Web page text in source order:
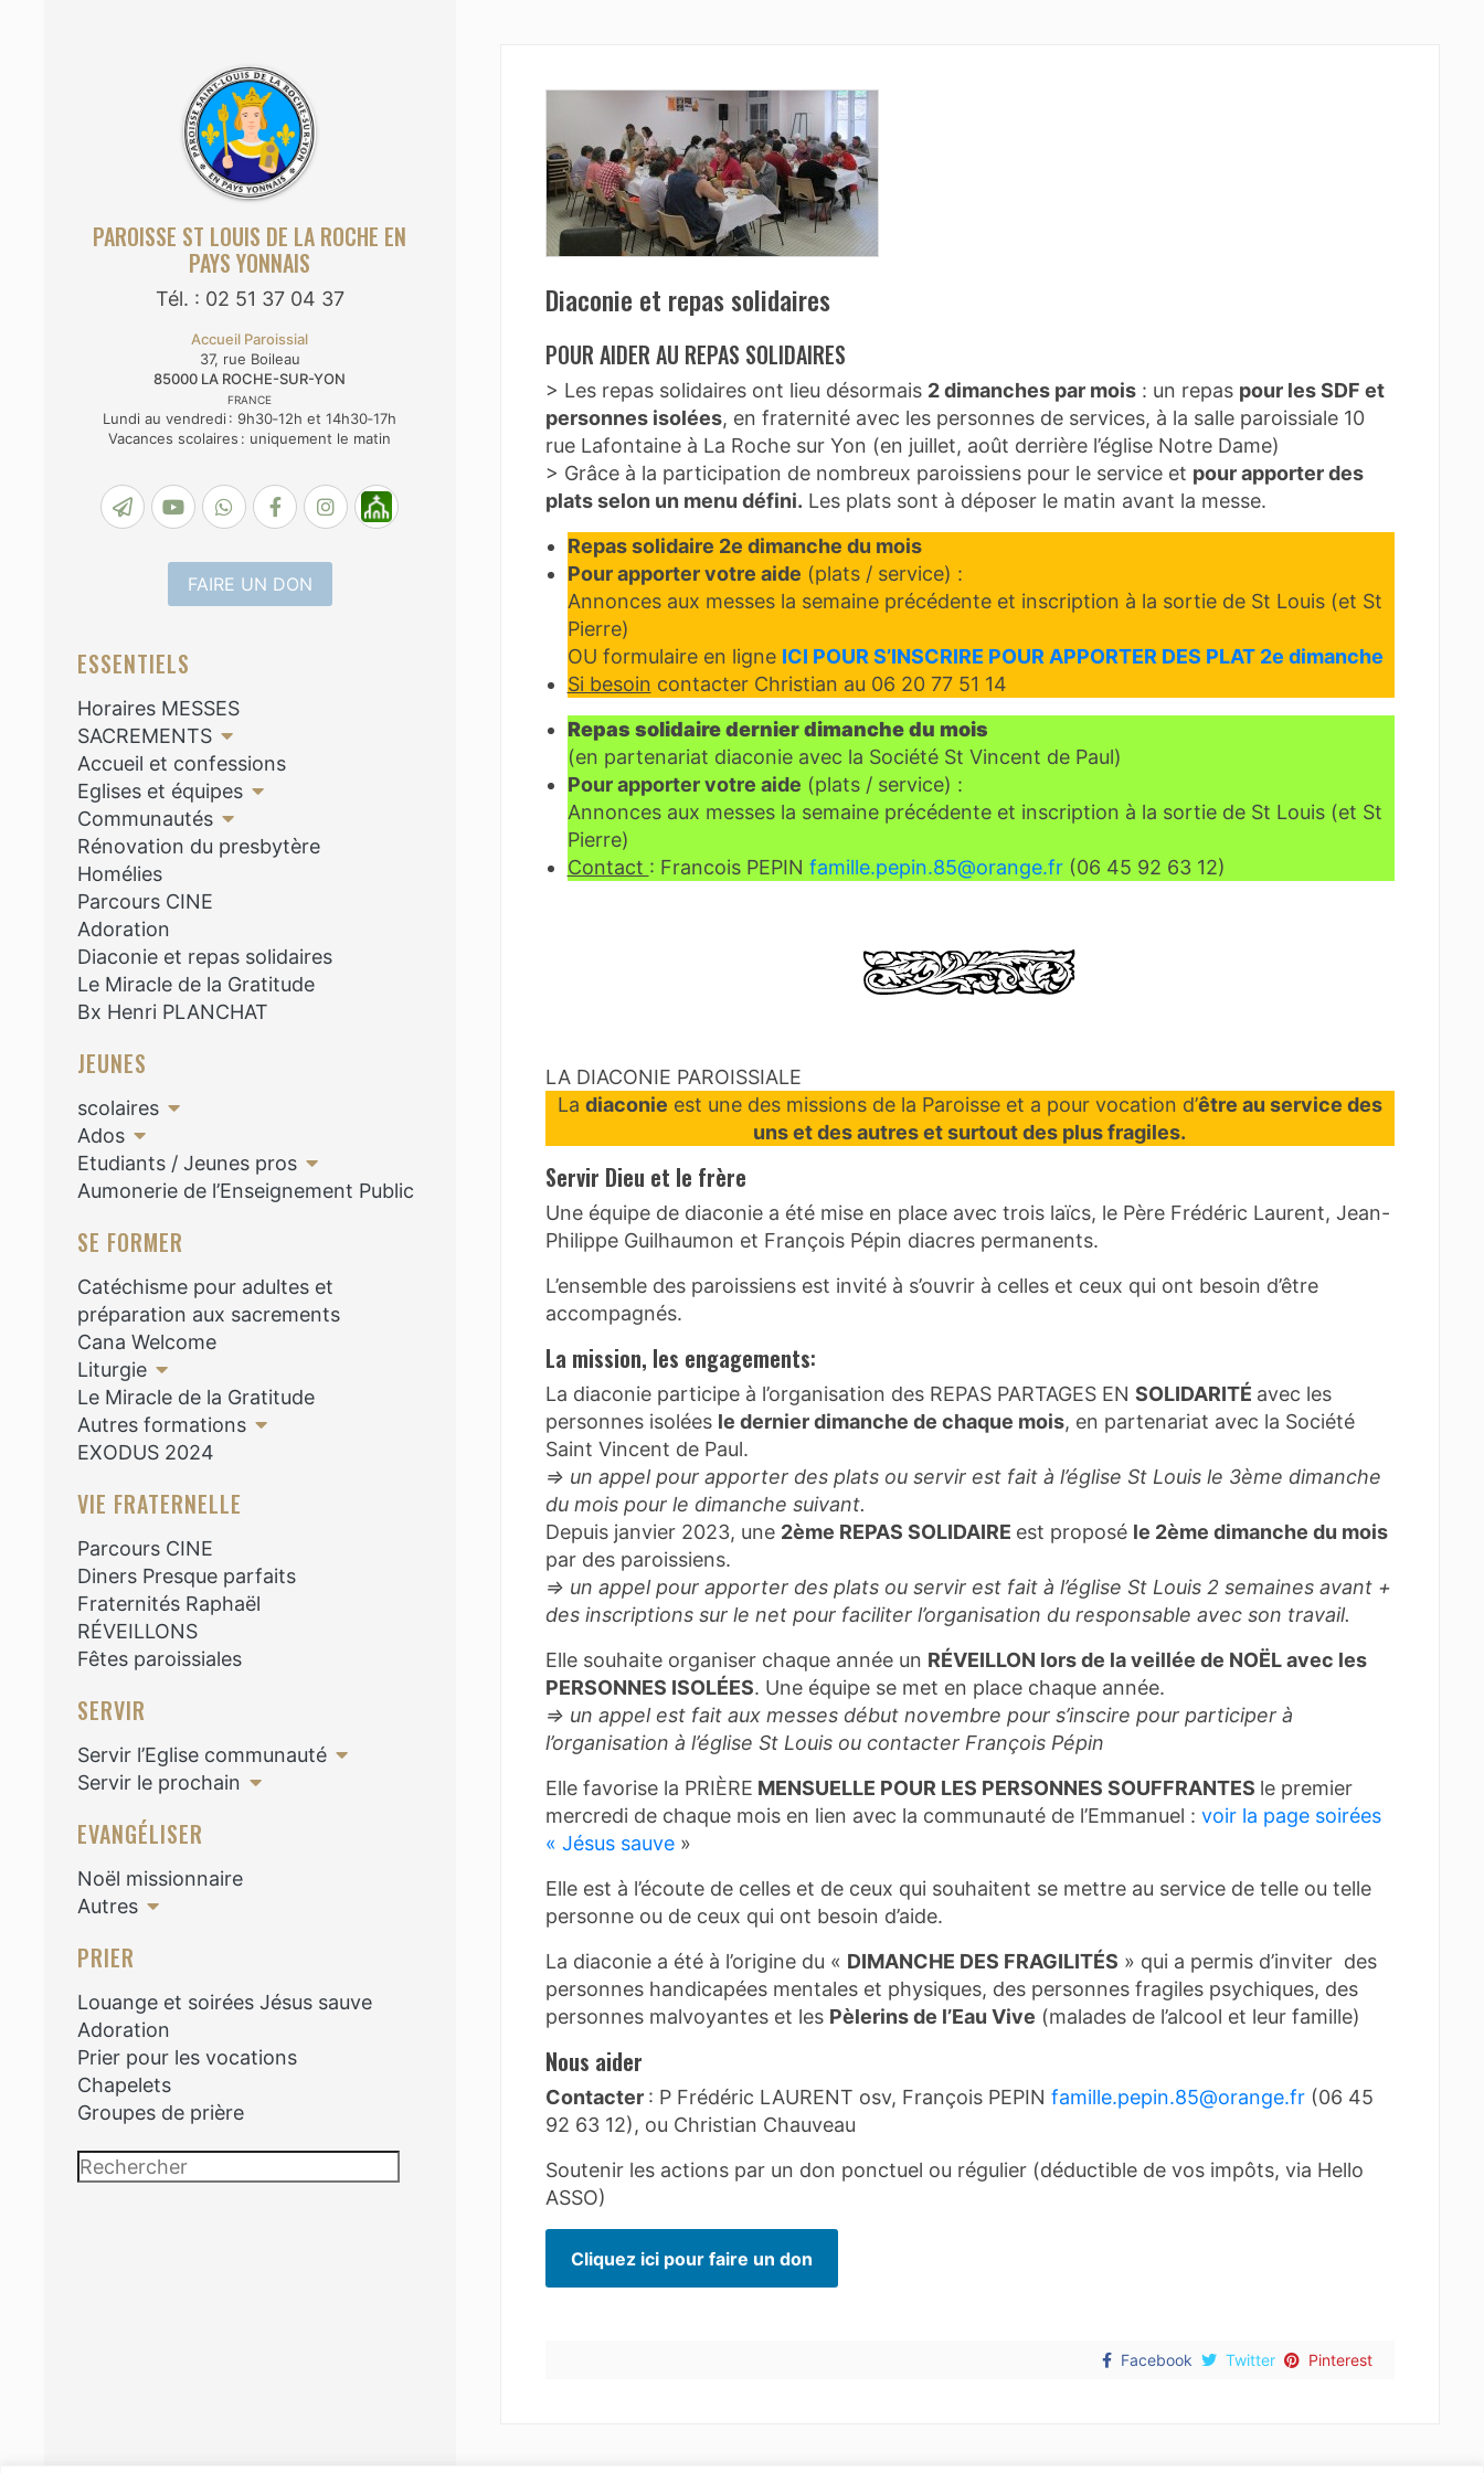
PAROISSE ST LOUIS DE LA ROCHE EN
PAYS YONNAIS
Tél. : 02 51 37 04 37
Accueil Paroissial
37, rue Boileau
85000 LA ROCHE-SUR-YON
FRANCE
Lundi au vendredi : 9h30‑12h et 14h30‑17h
Vacances scolaires : uniquement le matin
FAIRE UN DON
ESSENTIELS
Horaires MESSES
SACREMENTS
Accueil et confessions
Eglises et équipes
Communautés
Rénovation du presbytère
Homélies
Parcours CINE
Adoration
Diaconie et repas solidaires
Le Miracle de la Gratitude
Bx Henri PLANCHAT
JEUNES
scolaires
Ados
Etudiants / Jeunes pros
Aumonerie de l’Enseignement Public
SE FORMER
Catéchisme pour adultes et
préparation aux sacrements
Cana Welcome
Liturgie
Le Miracle de la Gratitude
Autres formations
EXODUS 2024
VIE FRATERNELLE
Parcours CINE
Diners Presque parfaits
Fraternités Raphaël
RÉVEILLONS
Fêtes paroissiales
SERVIR
Servir l’Eglise communauté
Servir le prochain
EVANGÉLISER
Noël missionnaire
Autres
PRIER
Louange et soirées Jésus sauve
Adoration
Prier pour les vocations
Chapelets
Groupes de prière
Diaconie et repas solidaires
POUR AIDER AU REPAS SOLIDAIRES
> Les repas solidaires ont lieu désormais 2 dimanches par mois: un repas pour les SDF et
personnes isolées, en fraternité avec les personnes de services, à la salle paroissiale 10
rue Lafontaine à La Roche sur Yon (en juillet, août derrière l’église Notre Dame)
> Grâce à la participation de nombreux paroissiens pour le service et pour apporter des
plats selon un menu défini. Les plats sont à déposer le matin avant la messe.
Repas solidaire 2e dimanche du mois
Pour apporter votre aide (plats / service) :
Annonces aux messes la semaine précédente et inscription à la sortie de St Louis (et St
Pierre)
OU formulaire en ligne ICI POUR S’INSCRIRE POUR APPORTER DES PLAT 2e dimanche
Si besoin contacter Christian au 06 20 77 51 14
Repas solidaire dernier dimanche du mois
(en partenariat diaconie avec la Société St Vincent de Paul)
Pour apporter votre aide (plats / service) :
Annonces aux messes la semaine précédente et inscription à la sortie de St Louis (et St
Pierre)
Contact : Francois PEPIN famille.pepin.85@orange.fr(06 45 92 63 12)
LA DIACONIE PAROISSIALE
La diaconie est une des missions de la Paroisse et a pour vocation d’être au service des
uns et des autres et surtout des plus fragiles.
Servir Dieu et le frère
Une équipe de diaconie a été mise en place avec trois laïcs, le Père Frédéric Laurent, Jean-
Philippe Guilhaumon et François Pépin diacres permanents.
L’ensemble des paroissiens est invité à s’ouvrir à celles et ceux qui ont besoin d’être
accompagnés.
La mission, les engagements:
La diaconie participe à l’organisation des REPAS PARTAGES EN SOLIDARITÉ avec les
personnes isolées le dernier dimanche de chaque mois, en partenariat avec la Société
Saint Vincent de Paul.
=> un appel pour apporter des plats ou servir est fait à l’église St Louis le 3ème dimanche
du mois pour le dimanche suivant.
Depuis janvier 2023, une 2ème REPAS SOLIDAIRE est proposé le 2ème dimanche du mois
par des paroissiens.
=> un appel pour apporter des plats ou servir est fait à l’église St Louis 2 semaines avant +
des inscriptions sur le net pour faciliter l’organisation du responsable avec son travail.
Elle souhaite organiser chaque année un RÉVEILLON lors de la veillée de NOËL avec les
PERSONNES ISOLÉES. Une équipe se met en place chaque année.
=> un appel est fait aux messes début novembre pour s’inscire pour participer à
l’organisation à l’église St Louis ou contacter François Pépin
Elle favorise la PRIÈRE MENSUELLE POUR LES PERSONNES SOUFFRANTES le premier
mercredi de chaque mois en lien avec la communauté de l’Emmanuel : voir la page soirées
« Jésus sauve »
Elle est à l’écoute de celles et de ceux qui souhaitent se mettre au service de telle ou telle
personne ou de ceux qui ont besoin d’aide.
La diaconie a été à l’origine du « DIMANCHE DES FRAGILITÉS » qui a permis d’inviter des
personnes handicapées mentales et physiques, des personnes fragiles psychiques, des
personnes malvoyantes et les Pèlerins de l’Eau Vive (malades de l’alcool et leur famille)
Nous aider
Contacter : P Frédéric LAURENT osv, François PEPIN famille.pepin.85@orange.fr(06 45
92 63 12), ou Christian Chauveau
Soutenir les actions par un don ponctuel ou régulier (déductible de vos impôts, via Hello
ASSO)
Cliquez ici pour faire un don
Facebook Twitter Pinterest